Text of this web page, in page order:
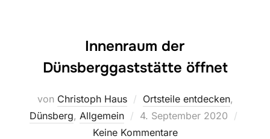
Innenraum der
Dünsberggaststätte öffnet
von Christoph Haus Ortsteile entdecken,
Dünsberg, Allgemein
Veröffentlicht
am
4. September 2020
Keine Kommentare